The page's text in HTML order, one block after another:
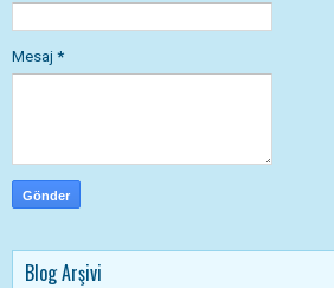
Mesaj *
Blog Arşivi